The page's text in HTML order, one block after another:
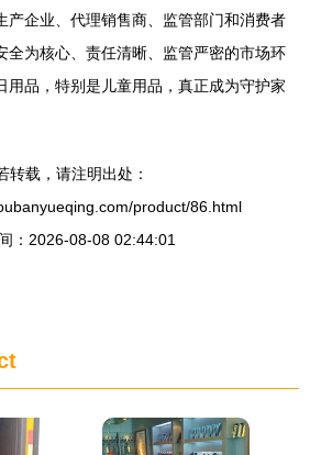
产企业、代理销售商、监管部门和消费者
全为核心、责任清晰、监管严密的市场环
用品，特别是儿童用品，真正成为守护家
转载，请注明出处：
product/86.html
：2026-08-08 02:44:01